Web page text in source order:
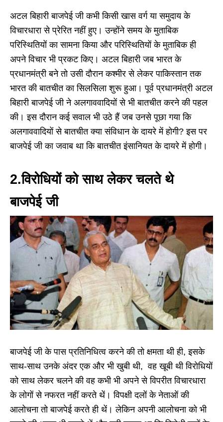
अटल बिहारी बाजपेई जी कभी किसी खास वर्ग या समुदाय के
विचारधारा से प्रेरित नहीं हुए। उन्होंने समय के मुताबिक
परिस्थितियों का सामना किया और परिस्थितियों के मुताबिक ही
अपने विचार भी प्रकट किए। अटल बिहारी जब भारत के
प्रधानमंत्री बने तो उसी दौरान कश्मीर से लेकर पाकिस्तान तक
भारत की बातचीत का सिलसिला शुरू हुआ। पूर्व प्रधानमंत्री अटल
बिहारी बाजपेई जी ने अलगाववादियों से भी बातचीत करने की पहल
की। इस दौरान कई सवाल भी उठे हैं जब उनसे पूछा गया कि
अलगाववादियों से बातचीत क्या संविधान के दायरे में होगी? इस पर
बाजपेई जी का जवाब था कि बातचीत इंसानियत के दायरे में होगी।
2.विरोधियों को साथ लेकर चलते थे
बाजपेई जी
बाजपेई जी के पास प्रतिनिधित्व करने की तो क्षमता थी ही, इसके
साथ-साथ उनके अंदर एक और भी खुबी थी, वह खूबी थी विरोधियों
को साथ लेकर चलने की वह कभी भी अपने से विपरीत विचारधारा
के लोगों से नफरत नहीं करते थें। विपक्षी दलों के नेताओं की
आलोचना तो बाजपेई करते ही थें। लेकिन अपनी आलोचना को भी